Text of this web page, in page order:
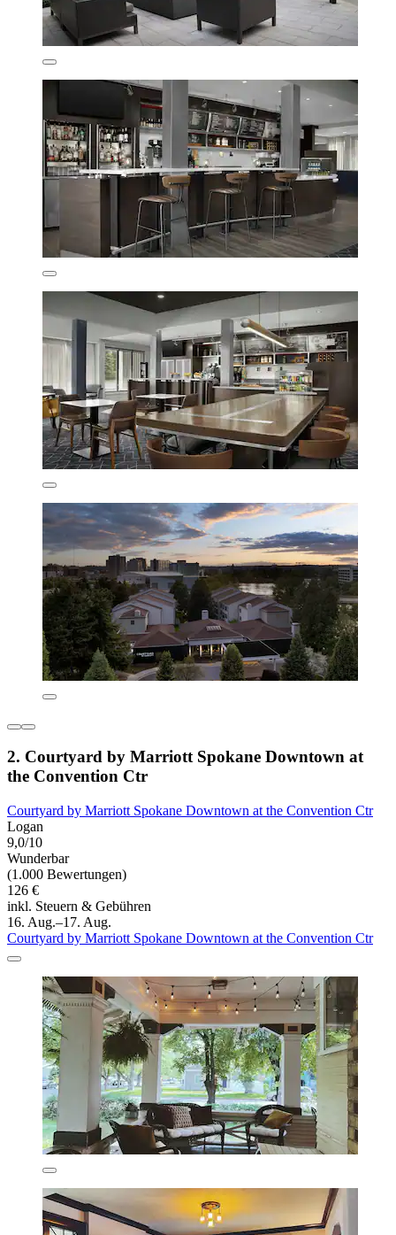
2. Courtyard by Marriott Spokane Downtown at
the Convention Ctr
Courtyard by Marriott Spokane Downtown at the Convention Ctr
Logan
9,0/10
Wunderbar
(1.000 Bewertungen)
126 €
inkl. Steuern & Gebühren
16. Aug.–17. Aug.
Courtyard by Marriott Spokane Downtown at the Convention Ctr